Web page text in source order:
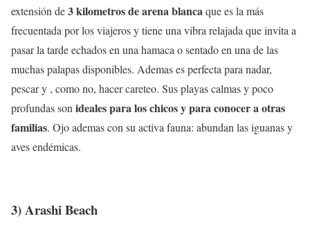
extensión de3 kilometros de arena blancaque es la más
frecuentada por los viajeros y tiene una vibra relajada que invita a
pasar la tarde echados en una hamaca o sentado en una de las
muchas palapas disponibles. Ademas es perfecta para nadar,
pescar y , como no, hacer careteo. Sus playas calmas y poco
profundas son ideales para los chicos y para conocer a otras
familias. Ojo ademas con su activa fauna: abundan las iguanas y
aves endémicas.
3) Arashi Beach